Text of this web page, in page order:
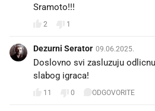
Sramoto!!!
2 1
Dezurni Serator 09.06.2025.
Doslovno svi zasluzuju
slabog igraca!
11 0 ODGOVORITE